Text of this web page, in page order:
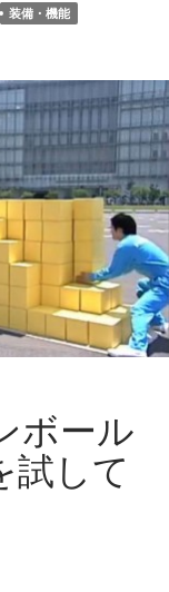
装備・機能
ボール
試して